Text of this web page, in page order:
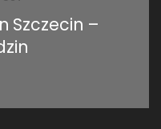
Szczecin –